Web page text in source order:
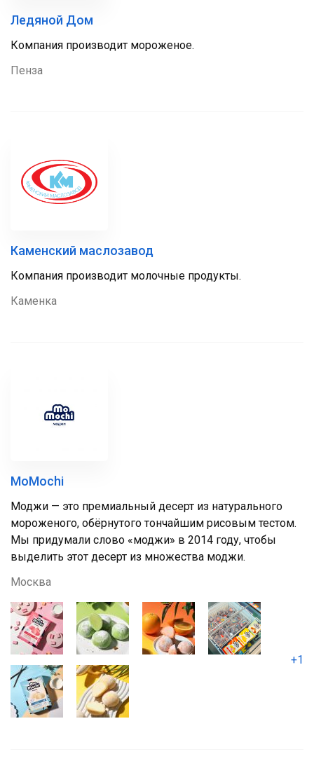
Ледяной Дом
Компания производит мороженое.
Пенза
Каменский маслозавод
Компания производит молочные продукты.
Каменка
MoMochi
Моджи — это премиальный десерт из натурального
мороженого, обёрнутого тончайшим рисовым тестом.
Мы придумали слово «моджи» в 2014 году, чтобы
выделить этот десерт из множества моджи.
Москва
+1